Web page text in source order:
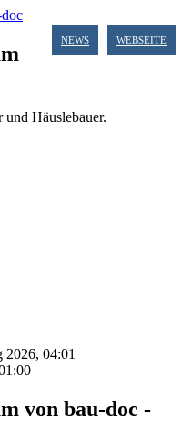
WEBSEITE
NEWS
Häuslebauer.
04:01
von bau-doc -